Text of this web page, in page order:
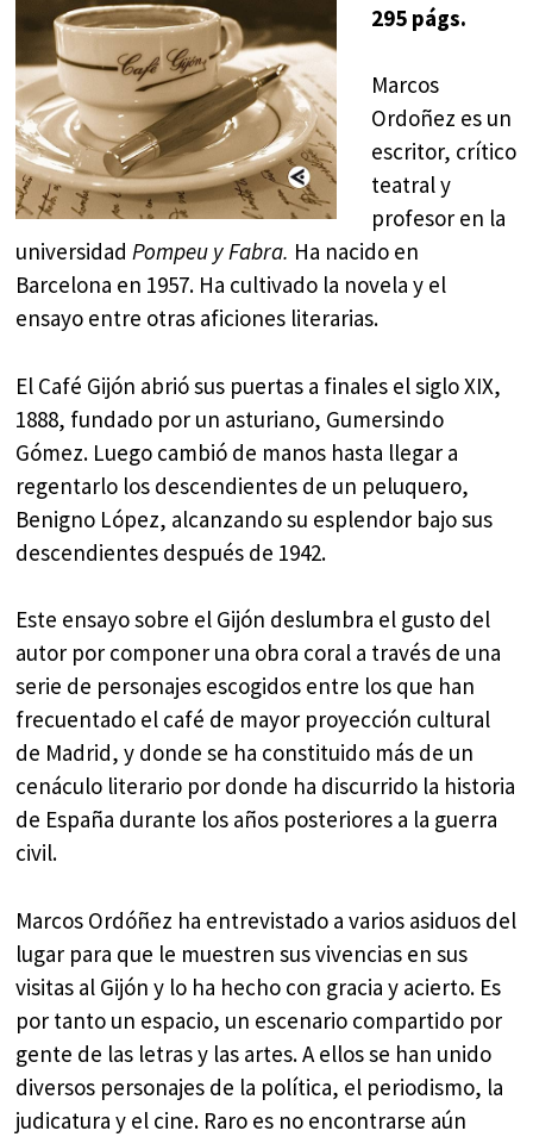
295 págs.
Marcos
Ordoñez es un
escritor, crítico
teatral y
profesor en la
universidadPompeu y Fabra. Ha nacido en
Barcelona en 1957. Ha cultivado la novela y el
ensayo entre otras aficiones literarias.
El Café Gijón abrió sus puertas a finales el siglo XIX,
1888, fundado por un asturiano, Gumersindo
Gómez. Luego cambió de manos hasta llegar a
regentarlo los descendientes de un peluquero,
Benigno López, alcanzando su esplendor bajo sus
descendientes después de 1942.
Este ensayo sobre el Gijón deslumbra el gusto del
autor por componer una obra coral a través de una
serie de personajes escogidos entre los que han
frecuentado el café de mayor proyección cultural
de Madrid, y donde se ha constituido más de un
cenáculo literario por donde ha discurrido la historia
de España durante los años posteriores a la guerra
civil.
Marcos Ordóñez ha entrevistado a varios asiduos del
lugar para que le muestren sus vivencias en sus
visitas al Gijón y lo ha hecho con gracia y acierto. Es
por tanto un espacio, un escenario compartido por
gente de las letras y las artes. A ellos se han unido
diversos personajes de la política, el periodismo, la
judicatura y el cine. Raro es no encontrarse aún